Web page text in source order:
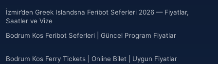
İzmir’den Greek Islandsna Feribot Seferleri 2026 — Fiyatlar,
Saatler ve Vize
Bodrum Kos Feribot Seferleri | Güncel Program Fiyatlar
Bodrum Kos Ferry Tickets | Online Bilet | Uygun Fiyatlar